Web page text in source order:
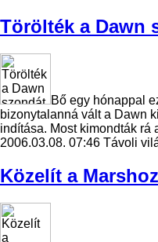
Törölték a Dawn
Bő egy hónappal
bizonytalanná vált a Dawn
indítása. Most kimondták rá
2006.03.08. 07:46 Távoli
Közelít a